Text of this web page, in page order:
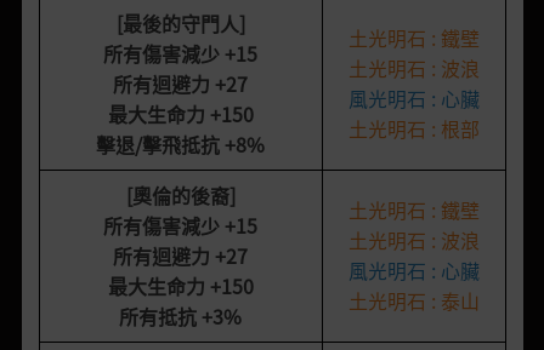
[最後的守門人]
所有傷害減少 +15
所有迴避力 +27
最大生命力 +150
擊退/擊飛抵抗 +8%
土光明石 : 鐵壁
土光明石 : 波浪
風光明石 : 心臟
土光明石 : 根部
[奧倫的後裔]
所有傷害減少 +15
所有迴避力 +27
最大生命力 +150
所有抵抗 +3%
土光明石 : 鐵壁
土光明石 : 波浪
風光明石 : 心臟
土光明石 : 泰山